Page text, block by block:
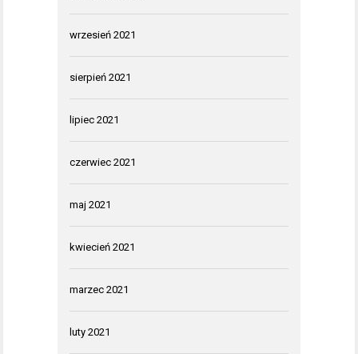
wrzesień 2021
sierpień 2021
lipiec 2021
czerwiec 2021
maj 2021
kwiecień 2021
marzec 2021
luty 2021